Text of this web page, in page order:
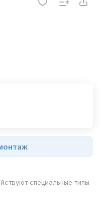
специальные типы